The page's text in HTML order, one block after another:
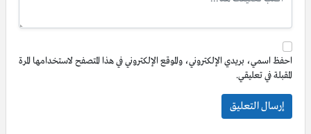
احفظ اسمي، بريدي الإلكتروني، والموقع الإلكتروني في هذا المتصفح لاستخدامها المرة
المقبلة في تعليقي.